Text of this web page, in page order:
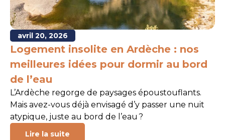
avril 20, 2026
Logement insolite en Ardèche : nos
meilleures idées pour dormir au bord
de l’eau
L’Ardèche regorge de paysages époustouflants.
Mais avez-vous déjà envisagé d’y passer une nuit
atypique, juste au bord de l’eau ?
Lire la suite